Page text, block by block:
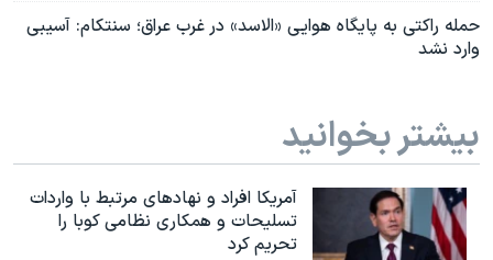
حمله راکتی به پایگاه هوایی «الاسد» در غرب عراق؛ سنتکام: آسیبی
وارد نشد
بیشتر بخوانید
آمریکا افراد و نهادهای مرتبط با واردات
تسلیحات و همکاری نظامی کوبا را
تحریم کرد